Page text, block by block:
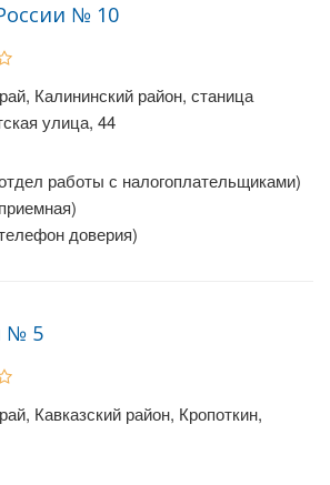
№ 10
Калининский район, станица
улица, 44
работы с налогоплательщиками)
доверия)
№ 5
Кавказский район, Кропоткин,